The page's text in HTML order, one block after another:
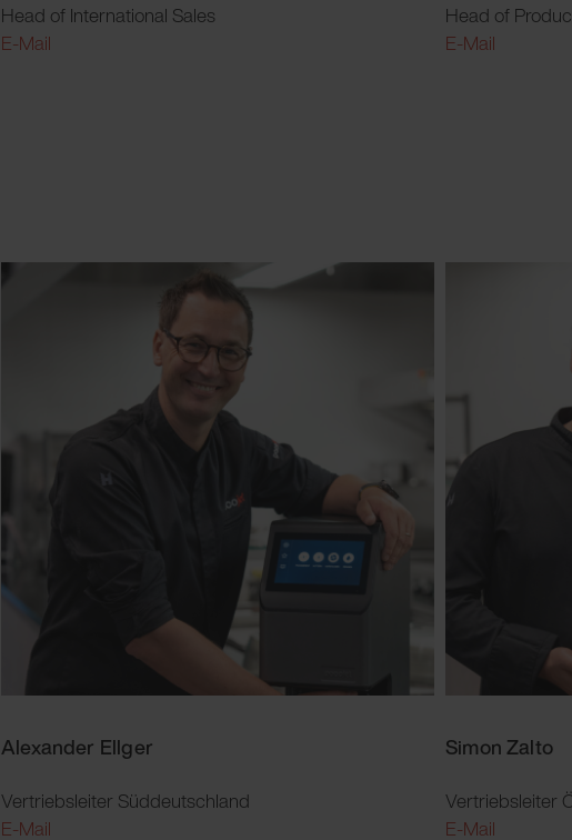
Head of International Sales
E-Mail
Head of
E-Mail
Alexander Ellger
Vertriebsleiter Süddeutschland
E-Mail
Simon Zalto
Vertriebsleiter
E-Mail